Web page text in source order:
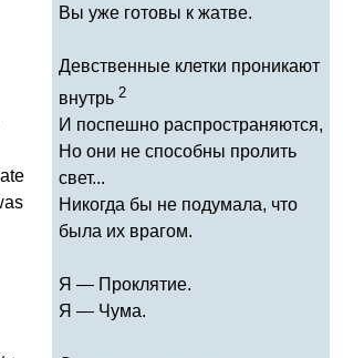
Вы уже готовы к жатве.
Девственные клетки проникают
внутрь 2
И поспешно распространяются,
Но они не способны пролить
свет...
Никогда бы не подумала, что
была их врагом.
Я — Проклятие.
Я — Чума.